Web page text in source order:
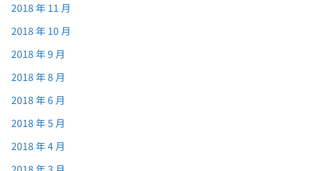
2018 年 11 月
2018 年 10 月
2018 年 9 月
2018 年 8 月
2018 年 6 月
2018 年 5 月
2018 年 4 月